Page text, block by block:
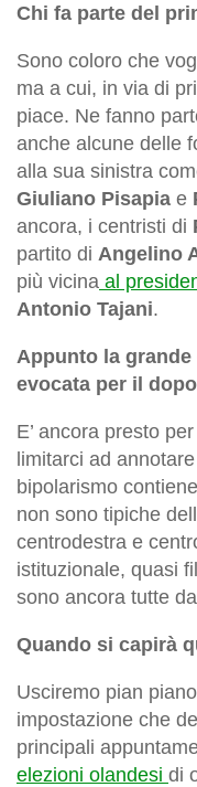
Chi fa parte del
Sono coloro che
ma a cui, in via di
piace. Ne fanno
anche alcune delle
alla sua sinistra
Giuliano Pisapia e
ancora, i centristi di
partito di Angelino
più vicina al
Antonio Tajani.
Appunto la
evocata per il
E’ ancora presto
limitarci ad
bipolarismo
non sono tipiche
centrodestra e
istituzionale, quasi
sono ancora tutte
Quando si capirà
Usciremo pian
impostazione che
principali
elezioni olandesi di